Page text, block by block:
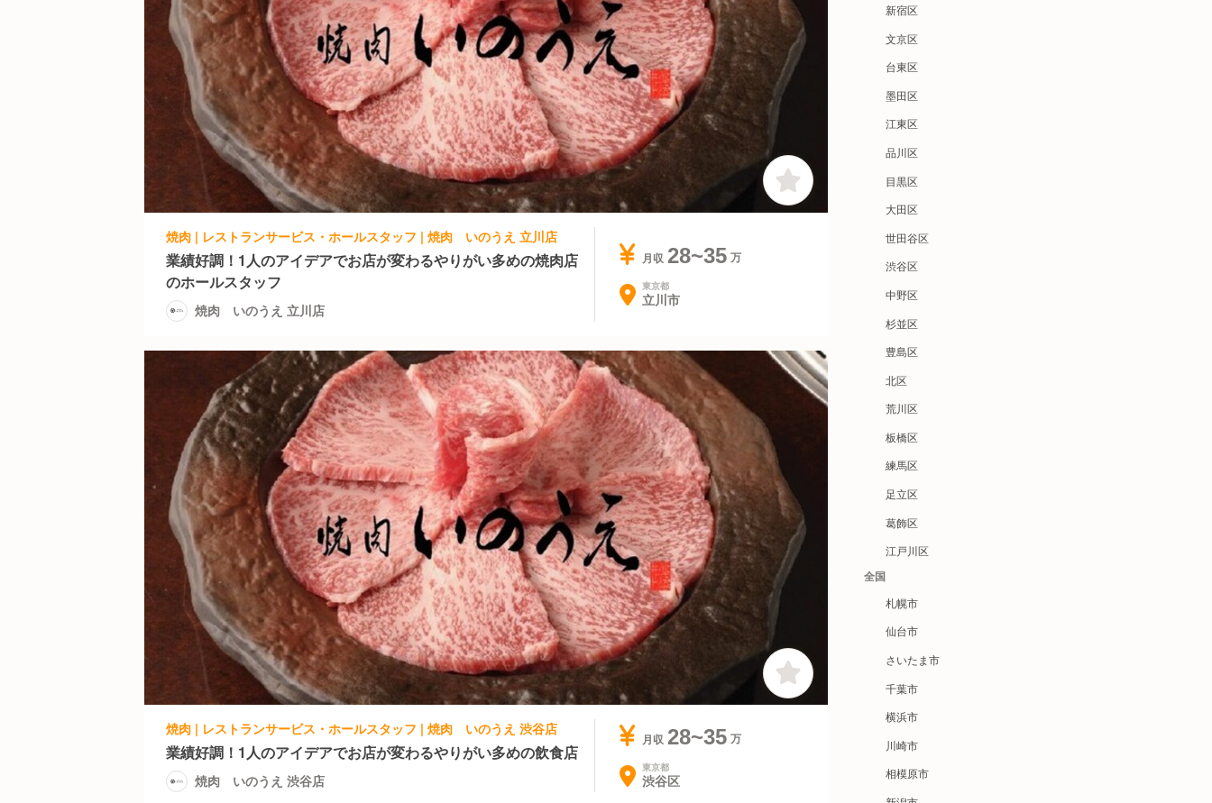
焼肉 | レストランサービス・ホールスタッフ | 焼肉 いのうえ 立川店
業績好調！1人のアイデアでお店が変わるやりがい多めの焼肉店
のホールスタッフ
焼肉 いのうえ 立川店
月収 28~35
東京都
立川市
焼肉 | レストランサービス・ホールスタッフ | 焼肉 いのうえ 渋谷店
業績好調！1人のアイデアでお店が変わるやりがい多めの飲食店
焼肉 いのうえ 渋谷店
月収 28~35
東京都
渋谷区
新宿区
文京区
台東区
墨田区
江東区
品川区
目黒区
大田区
世田谷区
渋谷区
中野区
杉並区
豊島区
北区
荒川区
板橋区
練馬区
足立区
葛飾区
江戸川区
全国
札幌市
仙台市
さいたま市
千葉市
横浜市
川崎市
相模原市